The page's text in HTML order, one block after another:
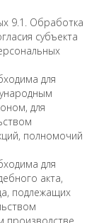
9.1. Обработка
субъекта
для
для
полномочий
для
акта,
подлежащих